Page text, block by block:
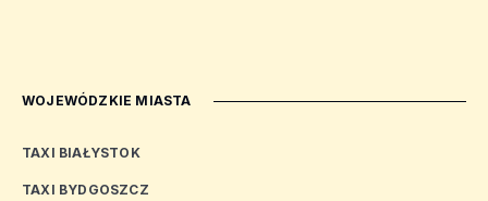
WOJEWÓDZKIE MIASTA
TAXI BIAŁYSTOK
TAXI BYDGOSZCZ